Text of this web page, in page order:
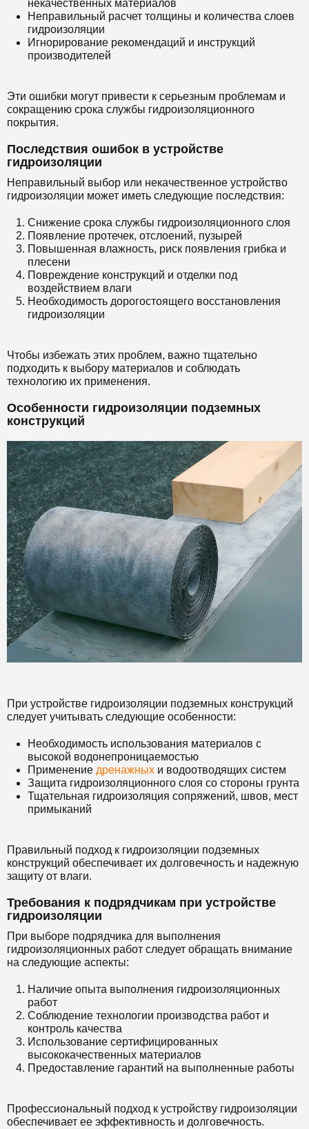
некачественных материалов
Неправильный расчет толщины и количества слоев
гидроизоляции
Игнорирование рекомендаций и инструкций
производителей
Эти ошибки могут привести к серьезным проблемам и
сокращению срока службы гидроизоляционного
покрытия.
Последствия ошибок в устройстве
гидроизоляции
Неправильный выбор или некачественное устройство
гидроизоляции может иметь следующие последствия:
Снижение срока службы гидроизоляционного слоя
Появление протечек, отслоений, пузырей
Повышенная влажность, риск появления грибка и
плесени
Повреждение конструкций и отделки под
воздействием влаги
Необходимость дорогостоящего восстановления
гидроизоляции
Чтобы избежать этих проблем, важно тщательно
подходить к выбору материалов и соблюдать
технологию их применения.
Особенности гидроизоляции подземных
конструкций
При устройстве гидроизоляции подземных конструкций
следует учитывать следующие особенности:
Необходимость использования материалов с
высокой водонепроницаемостью
Применение дренажных и водоотводящих систем
Защита гидроизоляционного слоя со стороны грунта
Тщательная гидроизоляция сопряжений, швов, мест
примыканий
Правильный подход к гидроизоляции подземных
конструкций обеспечивает их долговечность и надежную
защиту от влаги.
Требования к подрядчикам при устройстве
гидроизоляции
При выборе подрядчика для выполнения
гидроизоляционных работ следует обращать внимание
на следующие аспекты:
Наличие опыта выполнения гидроизоляционных
работ
Соблюдение технологии производства работ и
контроль качества
Использование сертифицированных
высококачественных материалов
Предоставление гарантий на выполненные работы
Профессиональный подход к устройству гидроизоляции
обеспечивает ее эффективность и долговечность.